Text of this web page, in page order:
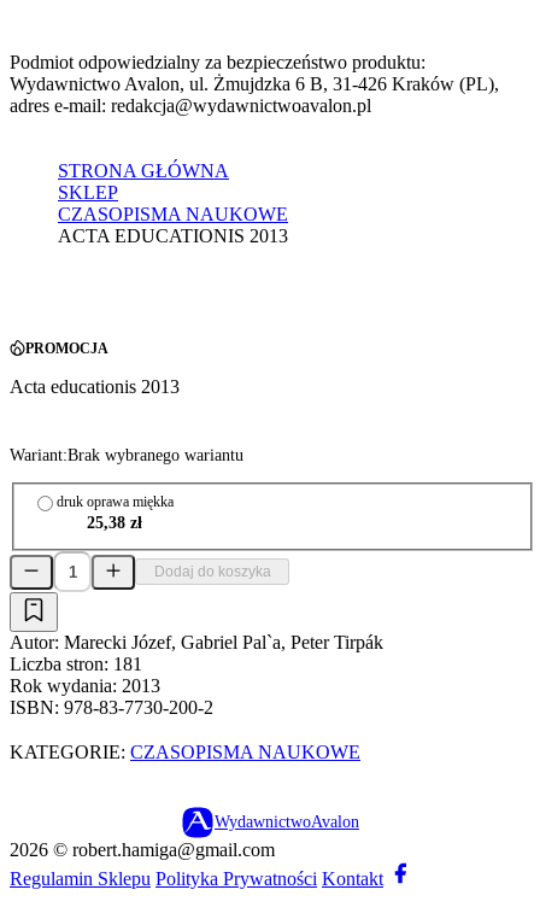
Podmiot odpowiedzialny za bezpieczeństwo produktu:
Wydawnictwo Avalon, ul. Żmujdzka 6 B, 31-426 Kraków (PL),
adres e-mail: redakcja@wydawnictwoavalon.pl
STRONA GŁÓWNA
SKLEP
CZASOPISMA NAUKOWE
ACTA EDUCATIONIS 2013
PROMOCJA
Acta educationis 2013
Wariant:Brak wybranego wariantu
druk oprawa miękka
25,38 zł
Dodaj do koszyka
Autor: Marecki Józef, Gabriel Pal`a, Peter Tirpák
Liczba stron: 181
Rok wydania: 2013
ISBN: 978-83-7730-200-2
KATEGORIE: CZASOPISMA NAUKOWE
WydawnictwoAvalon
2026 © robert.hamiga@gmail.com
Regulamin Sklepu Polityka Prywatności Kontakt